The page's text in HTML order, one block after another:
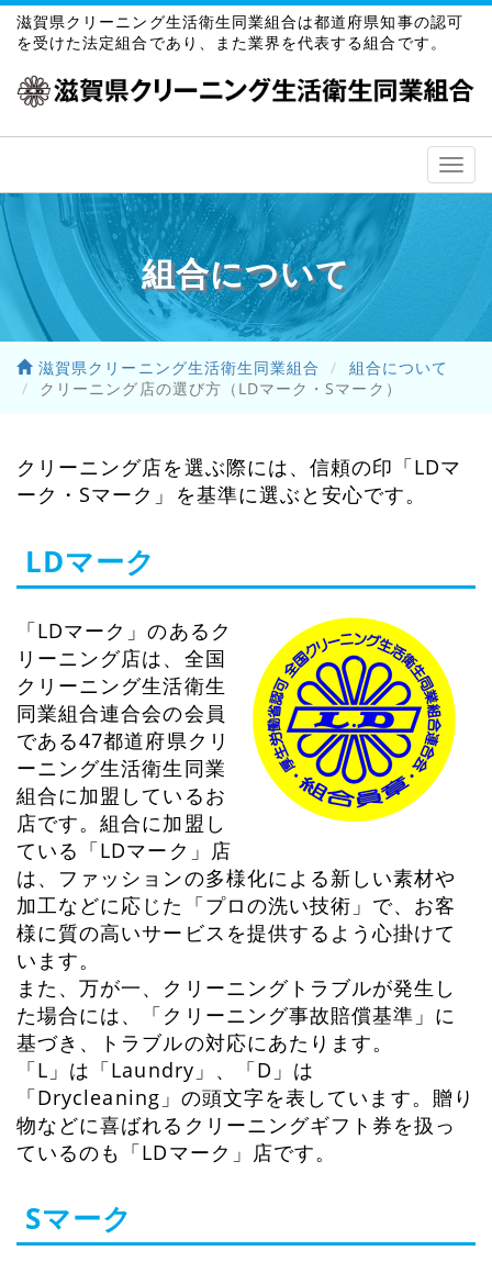
滋賀県クリーニング生活衛生同業組合は都道府県知事の認可
を受けた法定組合であり、また業界を代表する組合です。
組合について
滋賀県クリーニング生活衛生同業組合
組合について
クリーニング店の選び方（LDマーク・Sマーク）
クリーニング店を選ぶ際には、信頼の印「LDマ
ーク・Sマーク」を基準に選ぶと安心です。
LDマーク
「LDマーク」のあるク
リーニング店は、全国
クリーニング生活衛生
同業組合連合会の会員
である47都道府県クリ
ーニング生活衛生同業
組合に加盟しているお
店です。組合に加盟し
ている「LDマーク」店
は、ファッションの多様化による新しい素材や
加工などに応じた「プロの洗い技術」で、お客
様に質の高いサービスを提供するよう心掛けて
います。
また、万が一、クリーニングトラブルが発生し
た場合には、「クリーニング事故賠償基準」に
基づき、トラブルの対応にあたります。
「L」は「Laundry」、「D」は
「Drycleaning」の頭文字を表しています。贈り
物などに喜ばれるクリーニングギフト券を扱っ
ているのも「LDマーク」店です。
Sマーク